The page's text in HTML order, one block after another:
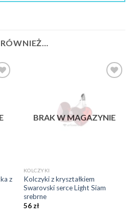
z
BRAK W MAGAZYNIE
KOLCZYKI
Kolczyki z kryształkiem
Swarovski serce Light Siam
srebrne
56zł